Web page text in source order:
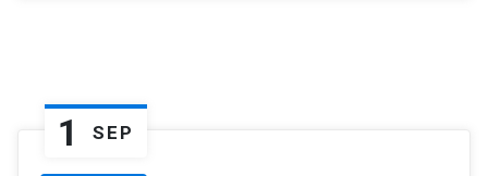
1 SEP